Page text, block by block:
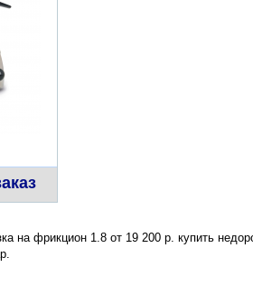
на фрикцион 1.8 от 19 200 р. купить